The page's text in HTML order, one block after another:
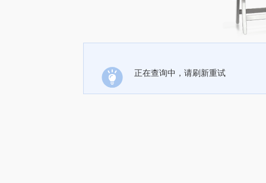
正在查询中，请刷新重试